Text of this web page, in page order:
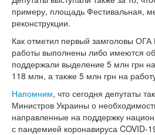
примеру, площадь Фестивальная,
реконструкции.
Как отметил первый замголовы
работы выполнены либо имеются
поддержали выделение 5 млн грн на
118 млн, а также 5 млн грн на
Напомним, что сегодня депутаты
Министров Украины о
направленные на поддержку
с пандемией коронавируса COVID-